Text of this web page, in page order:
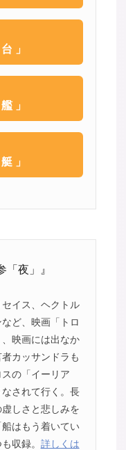
」
」
」
「夜」』
イス、ヘクトル
ど、映画「トロ
映画には出なか
カッサンドラも
の「イーリア
されて行く。長
しさと悲しみを
はもう着いてい
収録。 詳しくは